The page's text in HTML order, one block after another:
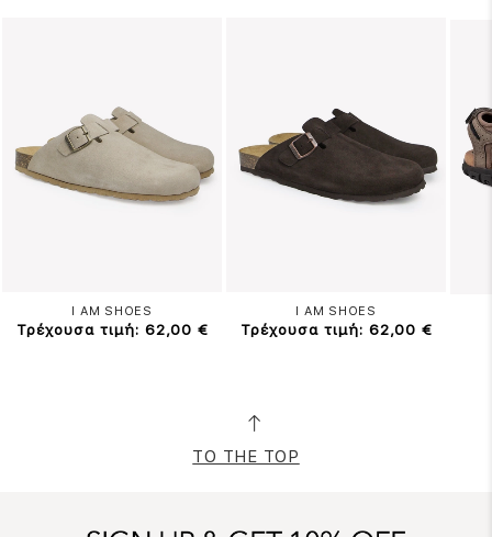
I AM SHOES
Τρέχουσα τιμή: 62,00 €
I AM SHOES
Τρέχουσα τιμή: 62,00 €
TO THE TOP